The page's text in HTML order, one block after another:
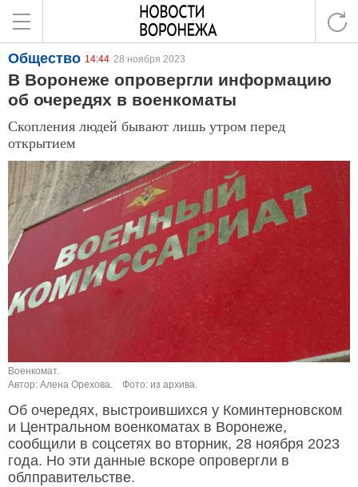
Общество 14:44 28 ноября 2023
В Воронеже опровергли информацию
об очередях в военкоматы
Скопления людей бывают лишь утром перед
открытием
Военкомат.
Автор: Алена Орехова.
Фото: из архива.
Об очередях, выстроившихся у Коминтерновском
и Центральном военкоматах в Воронеже,
сообщили в соцсетях во вторник, 28 ноября 2023
года. Но эти данные вскоре опровергли в
облправительстве.